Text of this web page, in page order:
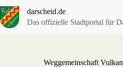
Inhalt
springen
darscheid.de
Das offizielle Stadtportal für
Weggemeinschaft